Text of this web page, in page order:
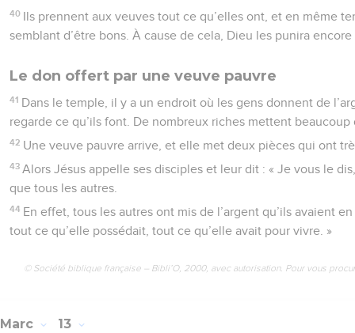
40 Ils prennent aux veuves tout ce qu’elles ont, et en même
semblant d’être bons. À cause de cela, Dieu les punira
Le don offert par une veuve pauvre
41 Dans le temple, il y a un endroit où les gens donnent de
regarde ce qu’ils font. De nombreux riches mettent beaucoup
42 Une veuve pauvre arrive, et elle met deux pièces qui ont
43 Alors Jésus appelle ses disciples et leur dit : « Je vous le
que tous les autres.
44 En effet, tous les autres ont mis de l’argent qu’ils avaient
tout ce qu’elle possédait, tout ce qu’elle avait pour vivre. »
© Société biblique française – Bibli’O, 2000, avec autorisation. Pour vous
Marc 13